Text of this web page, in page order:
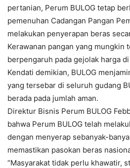
pertanian, Perum BULOG tetap
pemenuhan Cadangan Pangan
melakukan penyerapan beras
Kerawanan pangan yang mungkin
berpengaruh pada gejolak harga
Kendati demikian, BULOG
yang tersebar di seluruh gudang
berada pada jumlah aman.
Direktur Bisnis Perum BULOG
bahwa Perum BULOG telah
dengan menyerap sebanyak-
memastikan pasokan beras
“Masyarakat tidak perlu khawatir,